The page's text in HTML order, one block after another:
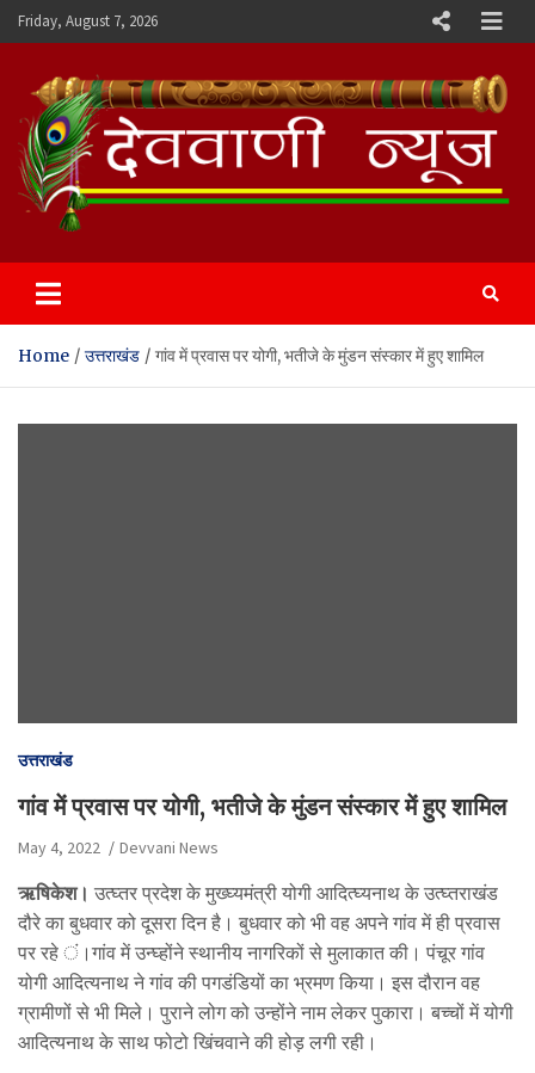
Skip
to
Friday, August 7, 2026
Devvani News Portal
Home उत्तराखंड गांव में प्रवास पर योगी, भतीजे के मुंडन संस्कार में हुए शामिल
उत्तराखंड
गांव में प्रवास पर योगी, भतीजे के मुंडन संस्कार में हुए शामिल
May 4, 2022 Devvani News
ऋषिकेश। उत्घ्तर प्रदेश के मुख्घ्यमंत्री योगी आदित्घ्यनाथ के उत्घ्तराखंड
दौरे का बुधवार को दूसरा दिन है। बुधवार को भी वह अपने गांव में ही प्रवास
पर रहे ं।गांव में उन्घ्होंने स्थानीय नागरिकों से मुलाकात की। पंचूर गांव
योगी आदित्यनाथ ने गांव की पगडंडियों का भ्रमण किया। इस दौरान वह
ग्रामीणों से भी मिले। पुराने लोग को उन्होंने नाम लेकर पुकारा। बच्चों में योगी
आदित्यनाथ के साथ फोटो खिंचवाने की होड़ लगी रही।